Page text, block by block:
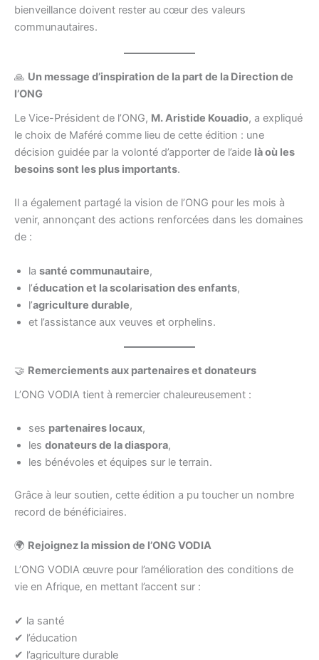
bienveillance doivent rester au cœur des valeurs
communautaires.
🙏 Un message d’inspiration de la part de la Direction de
l’ONG
Le Vice-Président de l’ONG, M. Aristide Kouadio, a expliqué
le choix de Maféré comme lieu de cette édition : une
décision guidée par la volonté d’apporter de l’aide là où les
besoins sont les plus importants.
Il a également partagé la vision de l’ONG pour les mois à
venir, annonçant des actions renforcées dans les domaines
de :
la santé communautaire,
l’éducation et la scolarisation des enfants,
l’agriculture durable,
et l’assistance aux veuves et orphelins.
🤝 Remerciements aux partenaires et donateurs
L’ONG VODIA tient à remercier chaleureusement :
ses partenaires locaux,
les donateurs de la diaspora,
les bénévoles et équipes sur le terrain.
Grâce à leur soutien, cette édition a pu toucher un nombre
record de bénéficiaires.
🌍 Rejoignez la mission de l’ONG VODIA
L’ONG VODIA œuvre pour l’amélioration des conditions de
vie en Afrique, en mettant l’accent sur :
✔ la santé
✔ l’éducation
✔ l’agriculture durable